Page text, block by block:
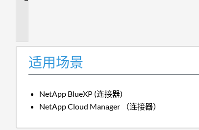
适用场景
NetApp BlueXP (连接器)
NetApp Cloud Manager （连接器）